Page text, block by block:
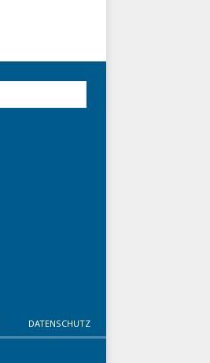
DATENSCHUTZ